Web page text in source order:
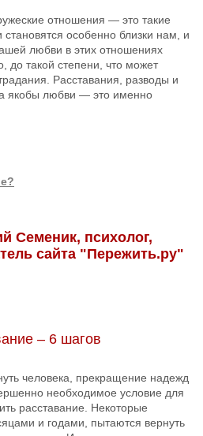
отношения — это такие
особенно близки нам, и
любви в этих отношениях
до такой степени, что может
Расставания, разводы и
якобы любви — это именно
Семеник, психолог,
сайта "Пережить.ру"
– 6 шагов
человека, прекращение надежд
необходимое условие для
расставание. Некоторые
и годами, пытаются вернуть